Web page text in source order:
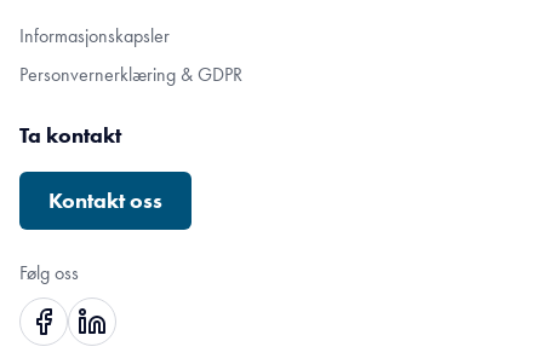
Informasjonskapsler
Personvernerklæring & GDPR
Ta kontakt
Kontakt oss
Følg oss